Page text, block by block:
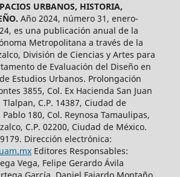
URBANOS, HISTORIA,
Año 2024, número 31, enero-
es una publicación anual de la
Metropolitana a través de la
División de Ciencias y Artes para
de Evaluación del Diseño en
Estudios Urbanos. Prolongación
3855, Col. Ex Hacienda San Juan
C.P. 14387, Ciudad de
Pablo 180, Col. Reynosa Tamaulipas,
C.P. 02200, Ciudad de México.
Dirección electrónica:
Editores Responsables:
Vega, Felipe Gerardo Ávila